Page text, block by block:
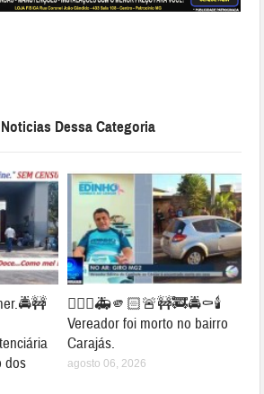
Dessa Categoria
dos
👉🏻🤔🚑🫵🏻🚨🚧🚒🚔⚰️🕯️
Vereador foi morto no bairro
Carajás.
agosto 06, 2026